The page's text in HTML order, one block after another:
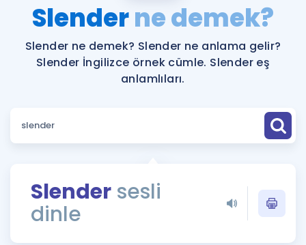
ÜYE DEĞİLİM
Faydalı Araçlar
Sözlük
Rehberlik Aracı
ÖSYM Sınav Takvimi
Hakkımızda
Slenderne demek?
Slender ne demek? Slender ne anlama gelir?
Slender İngilizce örnek cümle. Slender eş
anlamlıları.
Slender sesli
dinle